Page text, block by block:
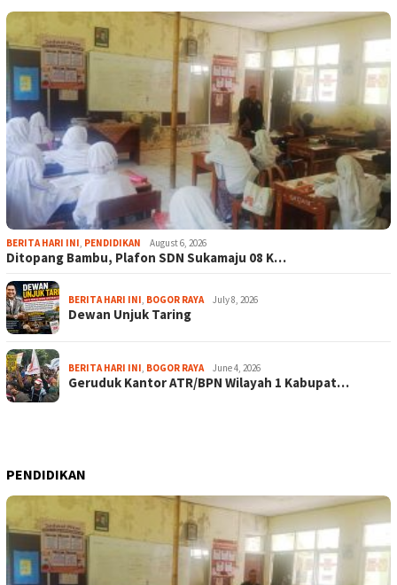
BERITA HARI INI, PENDIDIKAN August 6, 2026
Ditopang Bambu, Plafon SDN Sukamaju 08 K…
BERITA HARI INI, BOGOR RAYA July 8, 2026
Dewan Unjuk Taring
BERITA HARI INI, BOGOR RAYA June 4, 2026
Geruduk Kantor ATR/BPN Wilayah 1 Kabupat…
PENDIDIKAN